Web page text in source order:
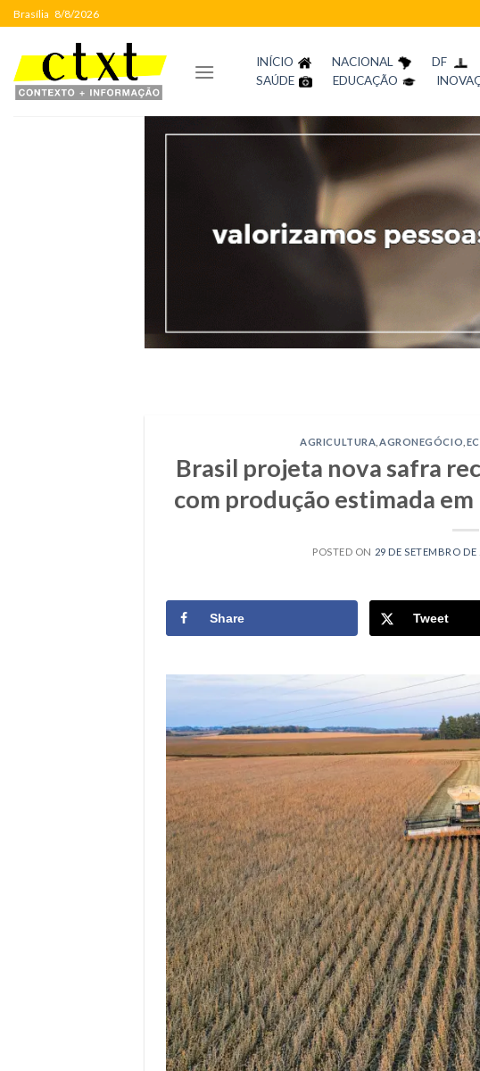
Skip
to
content
Brasília 8/8/2026
INÍCIO NACIONAL DF
SAÚDE
EDUCAÇÃO
AGRICULTURA AGRONEGÓCIO
Brasil projeta nova safra
com produção estimada
POSTED ON 29 DE SETEMBRO DE
Share Tweet